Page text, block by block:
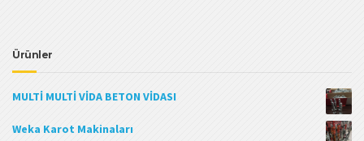
Ürünler
MULTİ MULTİ VİDA BETON VİDASI
Weka Karot Makinaları